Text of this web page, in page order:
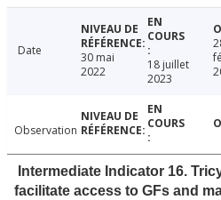
Date
30 mai
2022
18 juillet
2023
Observation
Intermediate Indicator 16.
facilitate access to GFs and